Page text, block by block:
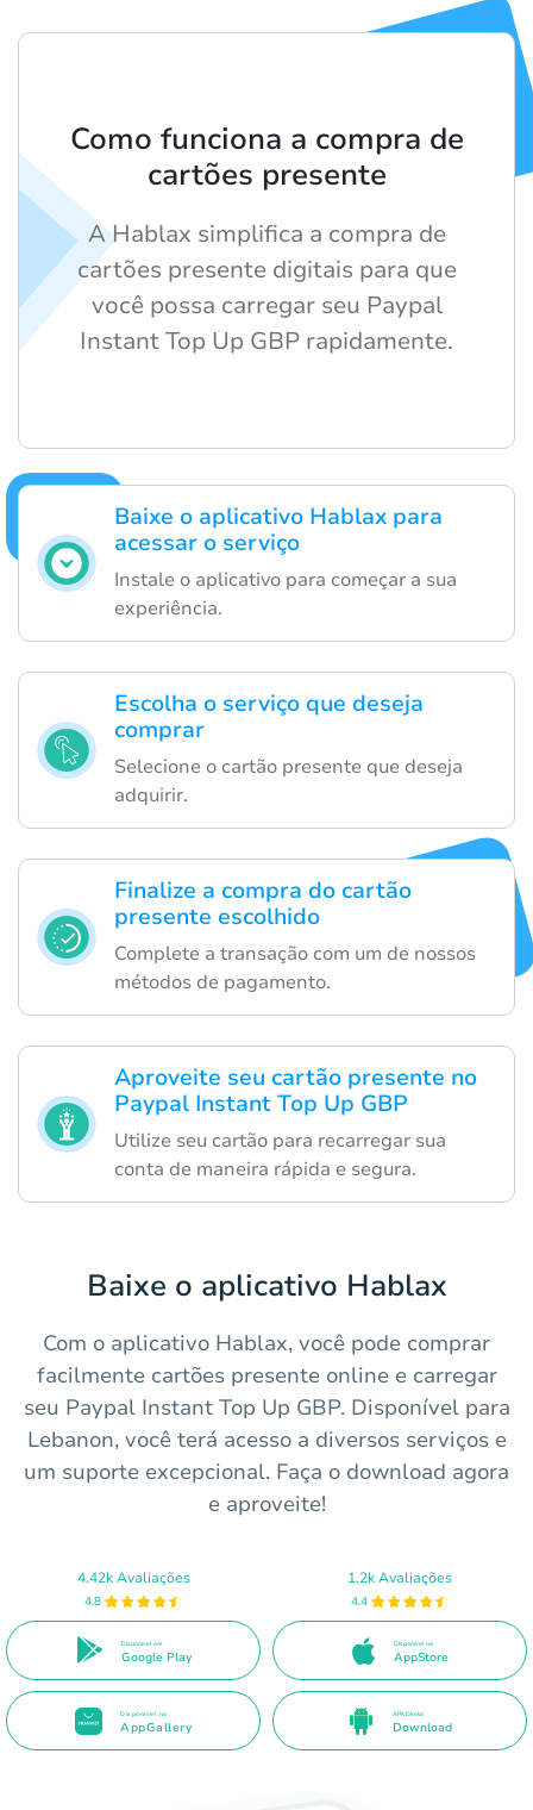
Baixe o aplicativo Hablax para
acessar o serviço
Instale o aplicativo para começar a sua
experiência.
Escolha o serviço que deseja
comprar
Selecione o cartão presente que deseja
adquirir.
Finalize a compra do cartão
presente escolhido
Complete a transação com um de nossos
métodos de pagamento.
Aproveite seu cartão presente no
Paypal Instant Top Up GBP
Utilize seu cartão para recarregar sua
conta de maneira rápida e segura.
Como funciona a compra de
cartões presente
A Hablax simplifica a compra de
cartões presente digitais para que
você possa carregar seu Paypal
Instant Top Up GBP rapidamente.
Baixe o aplicativo Hablax
Com o aplicativo Hablax, você pode comprar
facilmente cartões presente online e carregar
seu Paypal Instant Top Up GBP. Disponível para
Lebanon, você terá acesso a diversos serviços e
um suporte excepcional. Faça o download agora
e aproveite!
4.42k Avaliações
4.8
Disponível em
Google Play
1.2k Avaliações
4.4
Disponível na
AppStore
Disponível na
AppGallery
APK Direto
Download